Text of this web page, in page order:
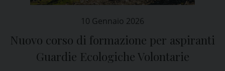
10 Gennaio 2026
Nuovo corso di formazione per aspiranti
Guardie Ecologiche Volontarie